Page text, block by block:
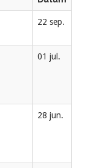
22 sep.
01 jul.
28 jun.